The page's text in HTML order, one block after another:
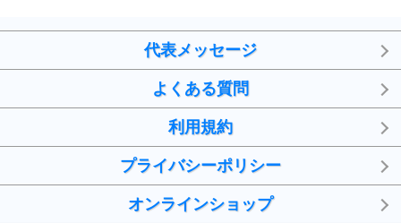
代表メッセージ
よくある質問
利用規約
プライバシーポリシー
オンラインショップ